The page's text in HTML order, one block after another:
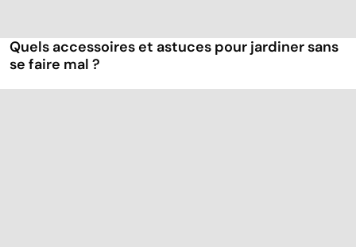
Quels accessoires et astuces pour jardiner sans
se faire mal ?